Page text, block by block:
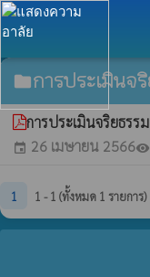
folderการประเมินจ
การประเมินจริยธร
event 26 เมษายน 2566visibility
1 1 - 1 (ทั้งหมด 1 รายการ)